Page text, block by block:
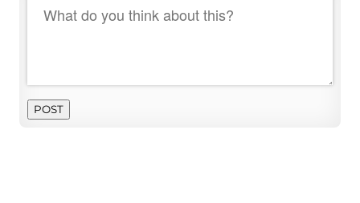
POST